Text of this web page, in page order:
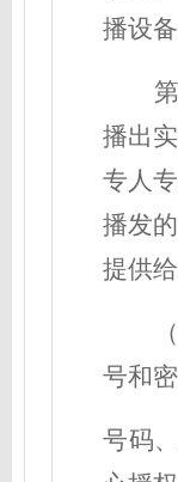
播设
第
播出
专人
播发
提供给
号和
号码、